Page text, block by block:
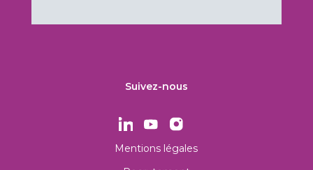
Suivez-nous
Mentions légales